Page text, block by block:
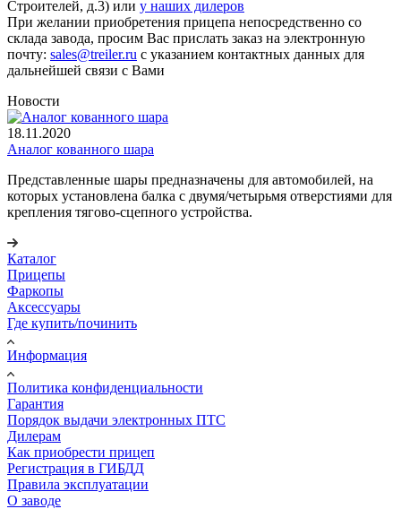
Строителей, д.3) или у наших дилеров
При желании приобретения прицепа непосредственно со
склада завода, просим Вас прислать заказ на электронную
почту: sales@treiler.ru с указанием контактных данных для
дальнейшей связи с Вами
Новости
18.11.2020
Аналог кованного шара
Представленные шары предназначены для автомобилей, на
которых установлена балка с двумя/четырьмя отверстиями для
крепления тягово-сцепного устройства.
Каталог
Прицепы
Фаркопы
Аксессуары
Где купить/починить
Информация
Политика конфиденциальности
Гарантия
Порядок выдачи электронных ПТС
Дилерам
Как приобрести прицеп
Регистрация в ГИБДД
Правила эксплуатации
О заводе